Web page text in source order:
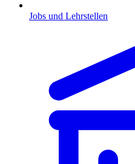
Jobs und Lehrstellen